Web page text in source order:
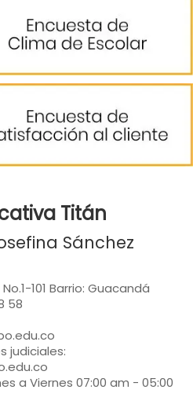
Titán
Sánchez
101 Barrio: Guacandá
58
judiciales:
a Viernes 07:00 am - 05:00